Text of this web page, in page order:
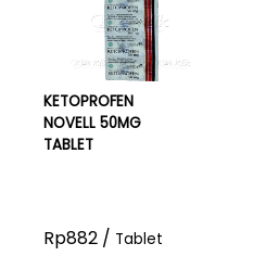
KETOPROFEN
NOVELL 50MG
TABLET
Rp882 / Tablet